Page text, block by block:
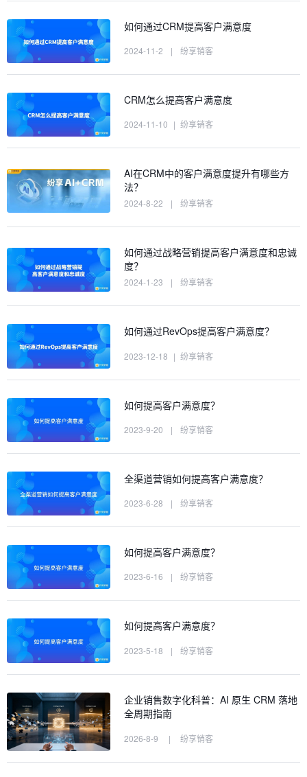
如何通过CRM提高客户满意度
2024-11-2 | 纷享销客
CRM怎么提高客户满意度
2024-11-10 | 纷享销客
AI在CRM中的客户满意度提升有哪些方
法？
2024-8-22 | 纷享销客
如何通过战略营销提高客户满意度和忠诚
度？
2024-1-23 | 纷享销客
如何通过RevOps提高客户满意度？
2023-12-18 | 纷享销客
如何提高客户满意度？
2023-9-20 | 纷享销客
全渠道营销如何提高客户满意度？
2023-6-28 | 纷享销客
如何提高客户满意度？
2023-6-16 | 纷享销客
如何提高客户满意度？
2023-5-18 | 纷享销客
企业销售数字化科普：AI 原生 CRM 落地
全周期指南
2026-8-9 | 纷享销客